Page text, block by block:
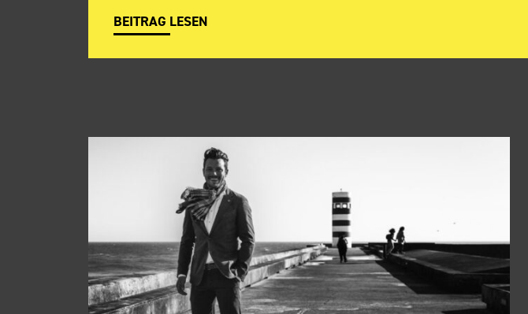
BEITRAG LESEN